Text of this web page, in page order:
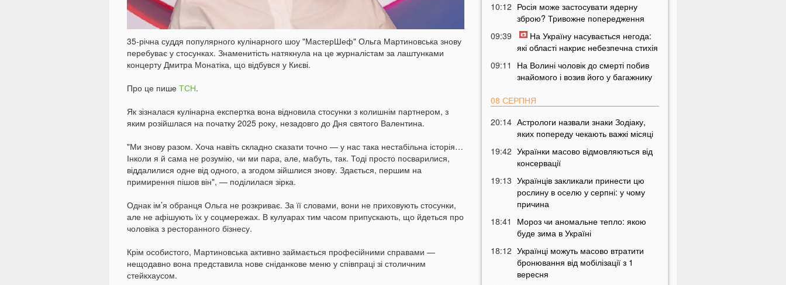
35-річна суддя популярного кулінарного шоу "МастерШеф" Ольга Мартиновська знову
перебуває у стосунках. Знаменитість натякнула на це журналістам за лаштунками
концерту Дмитра Монатіка, що відбувся у Києві.
Про це пише ТСН.
Як зізналася кулінарна експертка вона відновила стосунки з колишнім партнером, з
яким розійшлася на початку 2025 року, незадовго до Дня святого Валентина.
"Ми знову разом. Хоча навіть складно сказати точно — у нас така нестабільна історія…
Інколи я й сама не розумію, чи ми пара, але, мабуть, так. Тоді просто посварилися,
віддалилися одне від одного, а згодом зійшлися знову. Здається, першим на
примирення пішов він", — поділилася зірка.
Однак ім’я обранця Ольга не розкриває. За її словами, вони не приховують стосунки,
але не афішують їх у соцмережах. В кулуарах тим часом припускають, що йдеться про
чоловіка з ресторанного бізнесу.
Крім особистого, Мартиновська активно займається професійними справами —
нещодавно вона представила нове сніданкове меню у співпраці зі столичним
стейкхаусом.
10:12 Росія може застосувати ядерну
зброю? Тривожне попередження
09:39
На Україну насувається негода:
які області накриє небезпечна стихія
09:11
На Волині чоловік до смерті побив
знайомого і возив його у багажнику
08 СЕРПНЯ
20:14 Астрологи назвали знаки Зодіаку,
яких попереду чекають важкі місяці
19:42 Українки масово відмовляються від
консервації
19:13 Українців закликали принести цю
рослину в оселю у серпні: у чому
причина
18:41
Мороз чи аномальне тепло: якою
буде зима в Україні
18:12 Українці можуть масово втратити
бронювання від мобілізації з 1
вересня